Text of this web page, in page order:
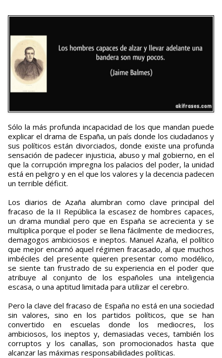
Sólo la más profunda incapacidad de los que mandan puede
explicar el drama de España, un país donde los ciudadanos y
sus políticos están divorciados, donde existe una profunda
sensación de padecer injusticia, abuso y mal gobierno, en el
que la corrupción impregna los palacios del poder, la unidad
está en peligro y en el que los valores y la decencia padecen
un terrible déficit.
Los diarios de Azaña alumbran como clave principal del
fracaso de la II República la escasez de hombres capaces,
un drama mundial pero que en España se acrecienta y se
multiplica porque el poder se llena fácilmente de mediocres,
demagogos ambiciosos e ineptos. Manuel Azaña, el político
que mejor encarnó aquel régimen fracasado, al que muchos
imbéciles del presente quieren presentar como modélico,
se siente tan frustrado de su experiencia en el poder que
atribuye al conjunto de los españoles una inteligencia
escasa, o una aptitud limitada para utilizar el cerebro.
Pero la clave del fracaso de España no está en una sociedad
sin valores, sino en los partidos políticos, que se han
convertido en escuelas donde los mediocres, los
ambiciosos, los ineptos y, demasiadas veces, también los
corruptos y los canallas, son promocionados hasta que
alcanzar las máximas responsabilidades políticas.